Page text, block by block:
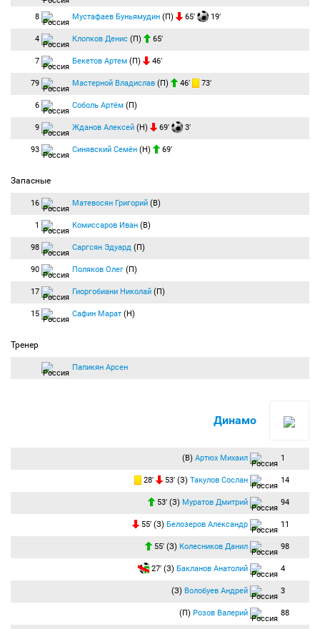
8 Мустафаев Буньямудин (П) 65′ 19′
4 Клопков Денис (П) 65′
7 Бекетов Артем (П) 46′
79 Мастерной Владислав (П) 46′ 73′
6 Соболь Артём (П)
9 Жданов Алексей (Н) 69′ 3′
93 Синявский Семён (Н) 69′
Запасные
16 Матевосян Григорий (В)
1 Комиссаров Иван (В)
98 Саргсян Эдуард (П)
90 Поляков Олег (П)
17 Гиоргобиани Николай (П)
15 Сафин Марат (Н)
Тренер
Папикян Арсен
Динамо
(В) Артюх Михаил 1
28′ 53′ (З) Такулов Сослан 14
53′ (З) Муратов Дмитрий 94
55′ (З) Белозеров Александр 11
55′ (З) Колесников Данил 98
27′ (З) Бакланов Анатолий 4
(З) Волобуев Андрей 3
(П) Розов Валерий 88